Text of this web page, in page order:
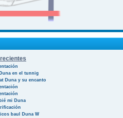
en el tunnig
Duna y su encanto
mi Duna
baul Duna W